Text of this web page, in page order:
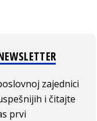
zajednici
i čitajte
prvi